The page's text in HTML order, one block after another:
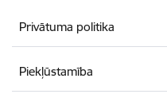
Privātuma politika
Piekļūstamība